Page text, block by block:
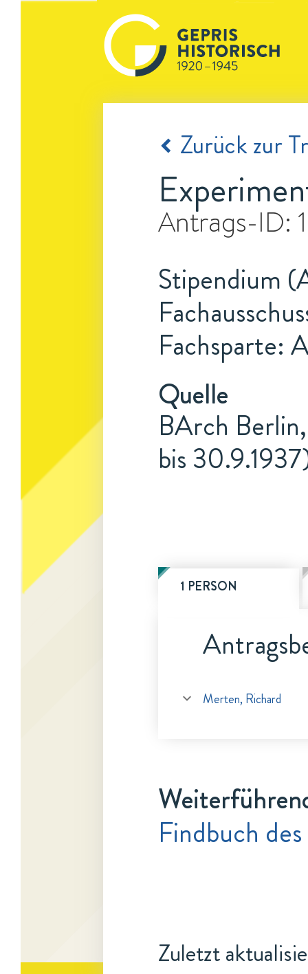
Zurück zur
Antrags-ID:
Stipendium
Fachsparte:
Quelle
BArch
bis
1 PERSON
Merten, Richard
Findbuch
Zuletzt